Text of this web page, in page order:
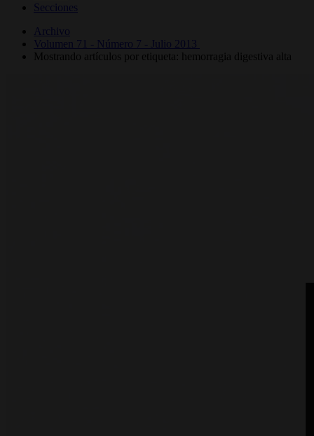
Secciones
Archivo
Volumen 71 - Número 7 - Julio 2013
Mostrando artículos por etiqueta: hemorragia digestiva alta